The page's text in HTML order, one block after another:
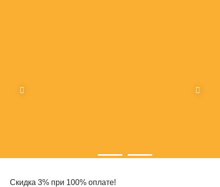
Скидка 3% при 100% оплате!